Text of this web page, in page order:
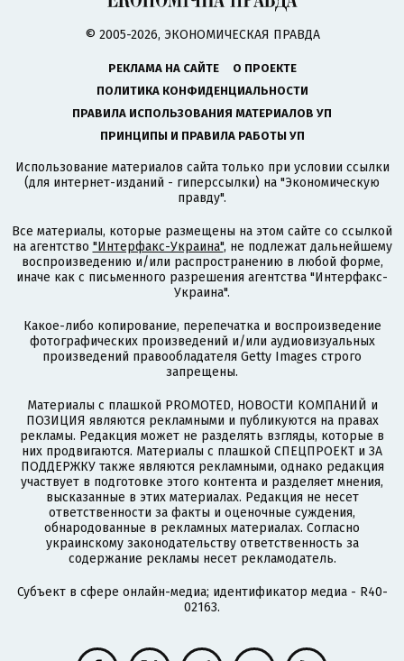
© 2005-2026, ЭКОНОМИЧЕСКАЯ ПРАВДА
РЕКЛАМА НА САЙТЕ
О ПРОЕКТЕ
ПОЛИТИКА КОНФИДЕНЦИАЛЬНОСТИ
ПРАВИЛА ИСПОЛЬЗОВАНИЯ МАТЕРИАЛОВ УП
ПРИНЦИПЫ И ПРАВИЛА РАБОТЫ УП
Использование материалов сайта только при условии ссылки
(для интернет-изданий - гиперссылки) на "Экономическую
правду".
Все материалы, которые размещены на этом сайте со ссылкой
на агентство "Интерфакс-Украина", не подлежат дальнейшему
воспроизведению и/или распространению в любой форме,
иначе как с письменного разрешения агентства "Интерфакс-
Украина".
Какое-либо копирование, перепечатка и воспроизведение
фотографических произведений и/или аудиовизуальных
произведений правообладателя Getty Images строго
запрещены.
Материалы с плашкой PROMOTED, НОВОСТИ КОМПАНИЙ и
ПОЗИЦИЯ являются рекламными и публикуются на правах
рекламы. Редакция может не разделять взгляды, которые в
них продвигаются. Материалы с плашкой СПЕЦПРОЕКТ и ЗА
ПОДДЕРЖКУ также являются рекламными, однако редакция
участвует в подготовке этого контента и разделяет мнения,
высказанные в этих материалах. Редакция не несет
ответственности за факты и оценочные суждения,
обнародованные в рекламных материалах. Согласно
украинскому законодательству ответственность за
содержание рекламы несет рекламодатель.
Субъект в сфере онлайн-медиа; идентификатор медиа - R40-
02163.